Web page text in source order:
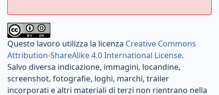
Questo lavoro utilizza la licenza Creative Commons
Attribution-ShareAlike 4.0 International License.
Salvo diversa indicazione, immagini, locandine,
screenshot, fotografie, loghi, marchi, trailer
incorporati e altri materiali di terzi non rientrano nella